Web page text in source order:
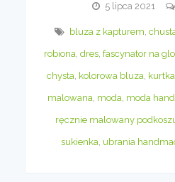
5 lipca 2021
bluza z kapturem,
robiona, dres, fascynator na
chysta, kolorowa bluza,
malowana, moda, moda
ręcznie malowany
sukienka, ubrania